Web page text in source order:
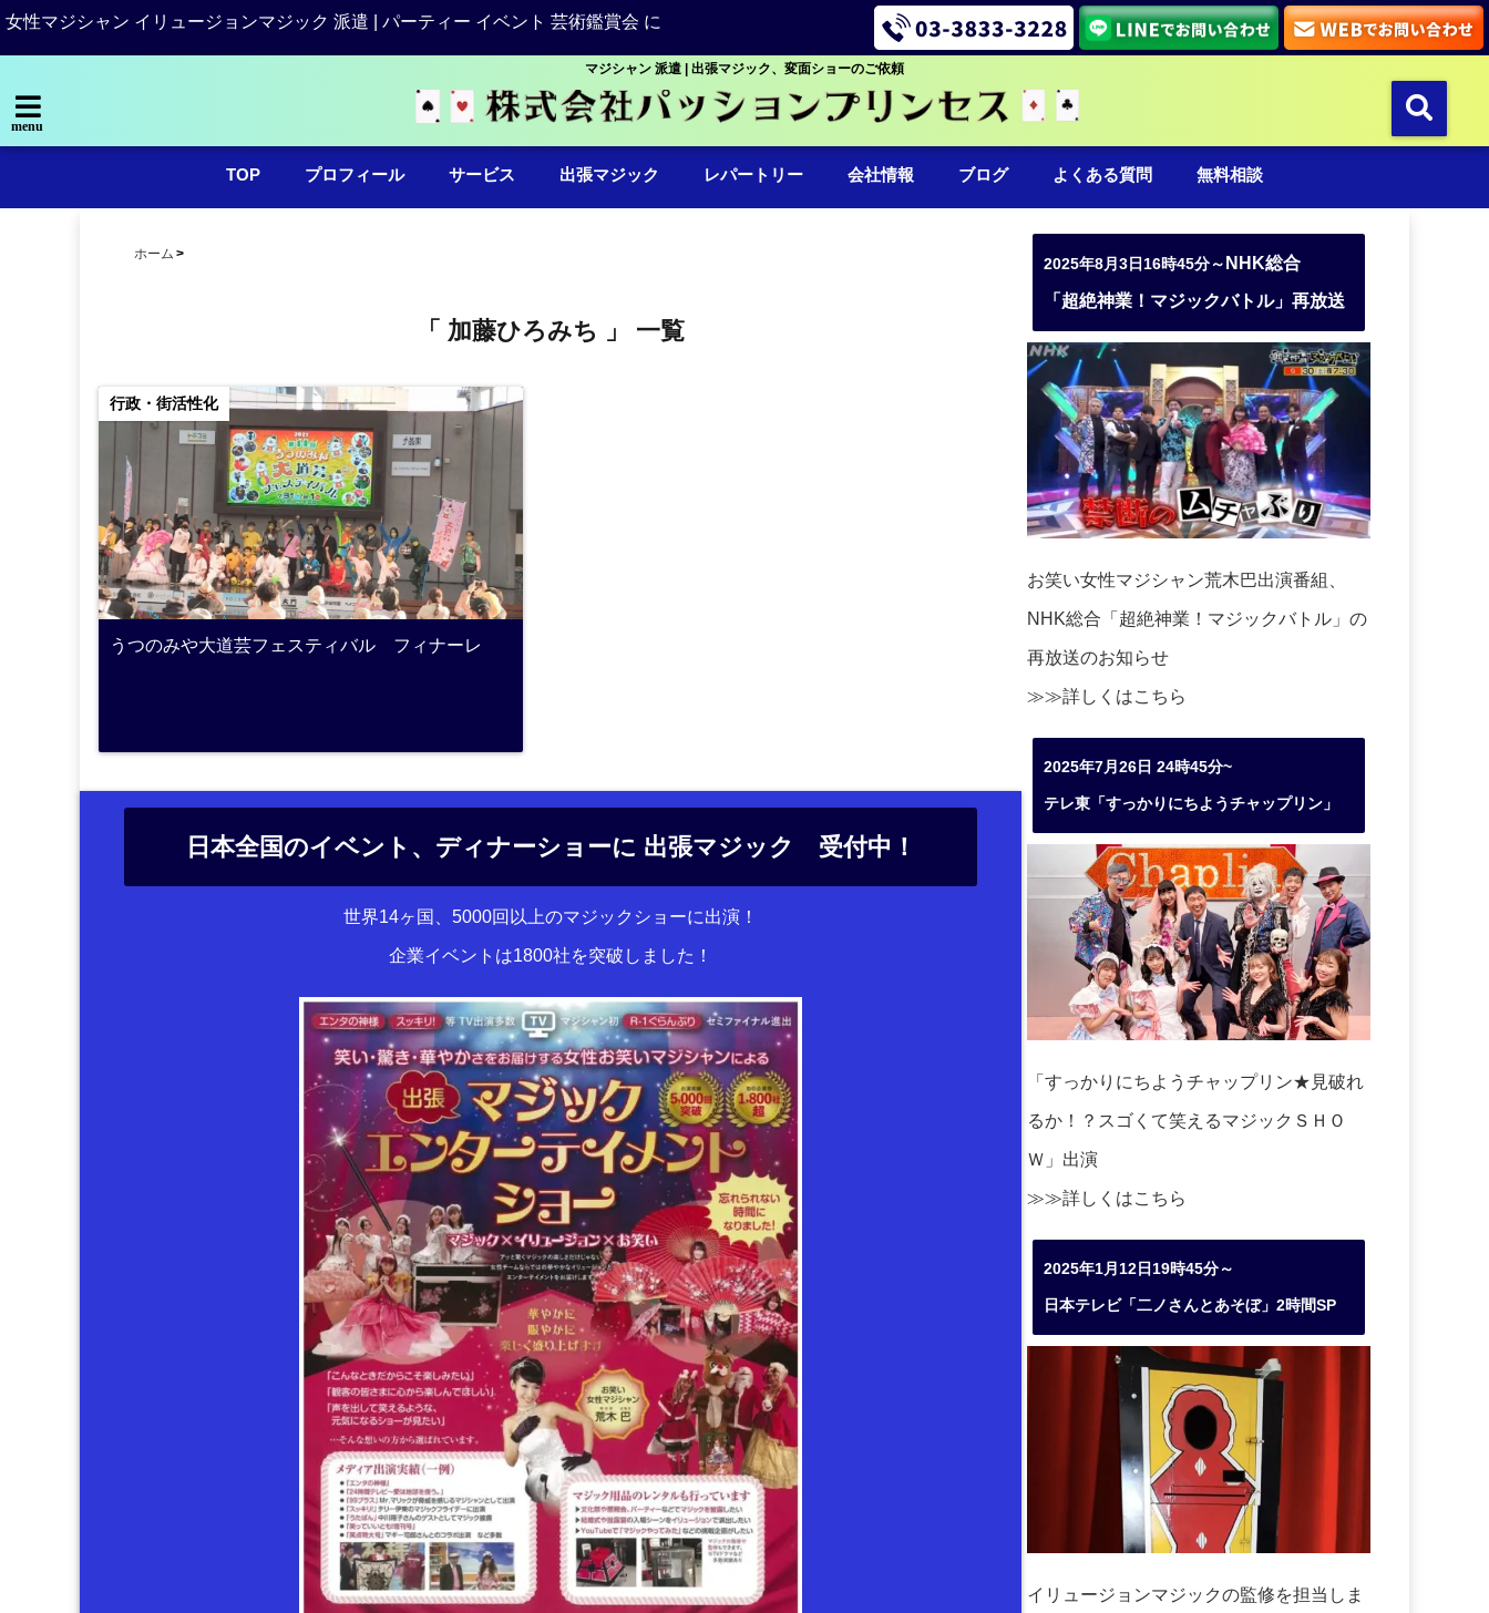
女性マジシャン イリュージョンマジック 派遣 | パーティー イベント 芸術鑑賞会 に
マジシャン 派遣 | 出張マジック、変面ショーのご依頼
menu
TOP プロフィール サービス 出張マジック レパートリー 会社情報 ブログ よくある質問 無料相談
ホーム
「 加藤ひろみち 」 一覧
行政・街活性化
うつのみや大道芸フェスティバル フィナーレ
日本全国のイベント、ディナーショーに 出張マジック 受付中！
世界14ヶ国、5000回以上のマジックショーに出演！
企業イベントは1800社を突破しました！
2025年8月3日16時45分～ NHK総合
「超絶神業！マジックバトル」再放送
お笑い女性マジシャン荒木巴出演番組、
NHK総合「超絶神業！マジックバトル」の
再放送のお知らせ
≫≫詳しくはこちら
2025年7月26日 24時45分~
テレ東「すっかりにちようチャップリン」
「すっかりにちようチャップリン★見破れ
るか！？スゴくて笑えるマジックＳＨＯ
Ｗ」出演
≫≫詳しくはこちら
2025年1月12日19時45分～
日本テレビ「二ノさんとあそぼ」2時間SP
イリュージョンマジックの監修を担当しま